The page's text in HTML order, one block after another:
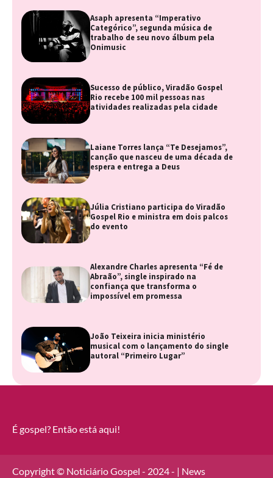
Asaph apresenta “Imperativo
Categórico”, segunda música de
trabalho de seu novo álbum pela
Onimusic
Sucesso de público, Viradão Gospel
Rio recebe 100 mil pessoas nas
atividades realizadas pela cidade
Laiane Torres lança “Te Desejamos”,
canção que nasceu de uma década de
espera e entrega a Deus
Júlia Cristiano participa do Viradão
Gospel Rio e ministra em dois palcos
do evento
Alexandre Charles apresenta “Fé de
Abraão”, single inspirado na
confiança que transforma o
impossível em promessa
João Teixeira inicia ministério
musical com o lançamento do single
autoral “Primeiro Lugar”
É gospel? Então está aqui!
Copyright © Noticiário Gospel - 2024 - | News